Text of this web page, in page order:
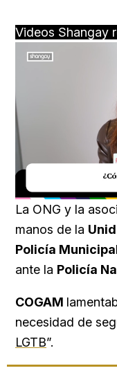
Videos Shangay
La ONG y la
manos de la
Policía
ante la Policía
COGAM
necesidad de
LGTB”.